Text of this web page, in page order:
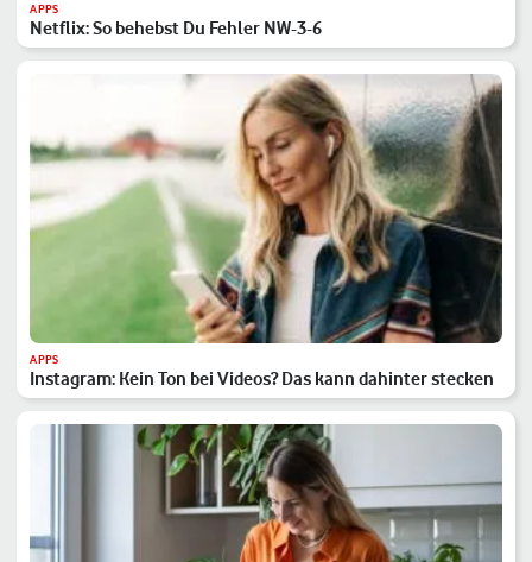
APPS
Netflix: So behebst Du Fehler NW-3-6
APPS
Instagram: Kein Ton bei Videos? Das kann dahinter stecken